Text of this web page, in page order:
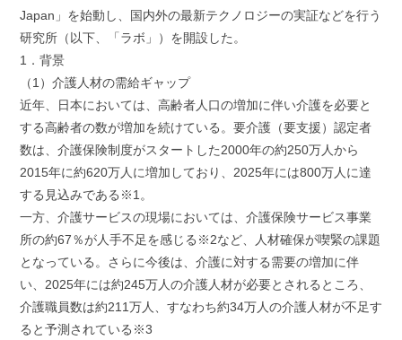
Japan」を始動し、国内外の最新テクノロジーの実証などを行う
研究所（以下、「ラボ」）を開設した。
1．背景
（1）介護人材の需給ギャップ
近年、日本においては、高齢者人口の増加に伴い介護を必要と
する高齢者の数が増加を続けている。要介護（要支援）認定者
数は、介護保険制度がスタートした2000年の約250万人から
2015年に約620万人に増加しており、2025年には800万人に達
する見込みである※1。
一方、介護サービスの現場においては、介護保険サービス事業
所の約67％が人手不足を感じる※2など、人材確保が喫緊の課題
となっている。さらに今後は、介護に対する需要の増加に伴
い、2025年には約245万人の介護人材が必要とされるところ、
介護職員数は約211万人、すなわち約34万人の介護人材が不足す
ると予測されている※3